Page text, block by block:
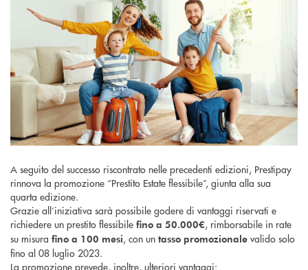
A seguito del successo riscontrato nelle precedenti edizioni, Prestipay
rinnova la promozione “Prestito Estate flessibile”, giunta alla sua
quarta edizione.
Grazie all’iniziativa sarà possibile godere di vantaggi riservati e
richiedere un prestito flessibile fino a 50.000€, rimborsabile in rate
su misura fino a 100 mesi, con un tasso promozionale valido solo
fino al 08 luglio 2023.
La promozione prevede, inoltre, ulteriori vantaggi: